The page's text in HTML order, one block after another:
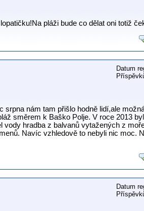
pláži bude co dělat oni totiž
Datum
nám tam přišlo hodně lidí,ale
směrem k Baško Polje. V roce 2013
vody hradba z balvanů vytažených z
Navíc vzhledově to nebyli nic moc.
Datum